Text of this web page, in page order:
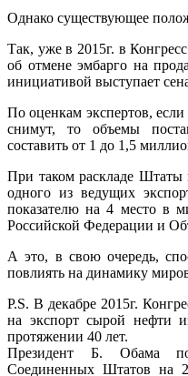
Однако существующее
Так, уже в 2015г. в
об отмене эмбарго на
инициативой выступает
По оценкам экспертов,
снимут, то объемы
составить от 1 до 1,5
При таком раскладе Штаты
одного из ведущих
показателю на 4 место в
Российской Федерации и
А это, в свою очередь,
повлиять на динамику
P.S. В декабре 2015г.
на экспорт сырой нефти
протяжении 40 лет.
Президент Б. Обама
Соединенных Штатов на